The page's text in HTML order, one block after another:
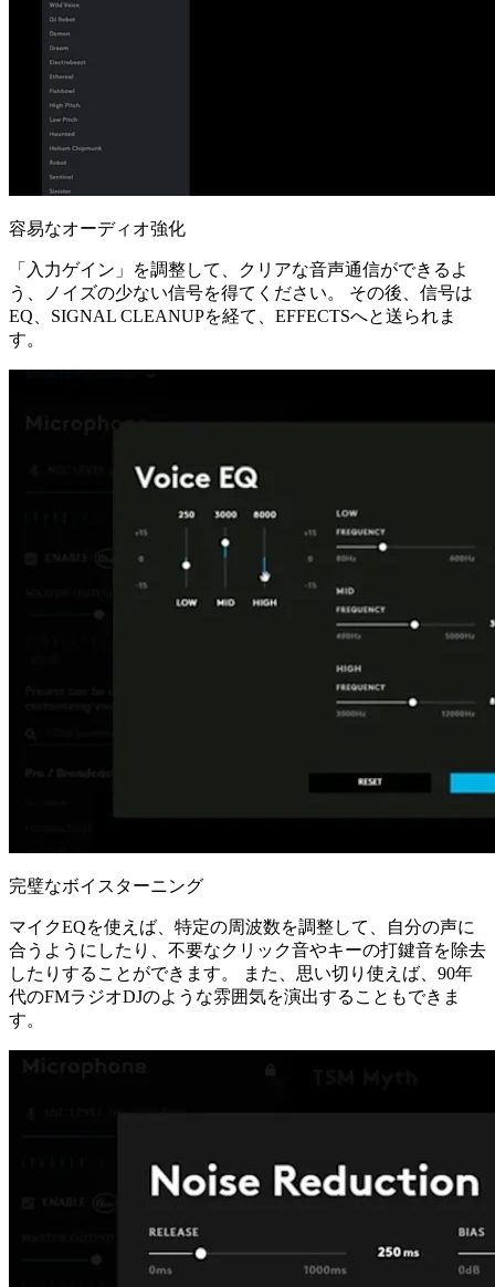
容易なオーディオ強化
「入力ゲイン」を調整して、クリアな音声通信ができるよ
う、ノイズの少ない信号を得てください。 その後、信号は
EQ、SIGNAL CLEANUPを経て、EFFECTSへと送られま
す。
完璧なボイスターニング
マイクEQを使えば、特定の周波数を調整して、自分の声に
合うようにしたり、不要なクリック音やキーの打鍵音を除去
したりすることができます。 また、思い切り使えば、90年
代のFMラジオDJのような雰囲気を演出することもできま
す。